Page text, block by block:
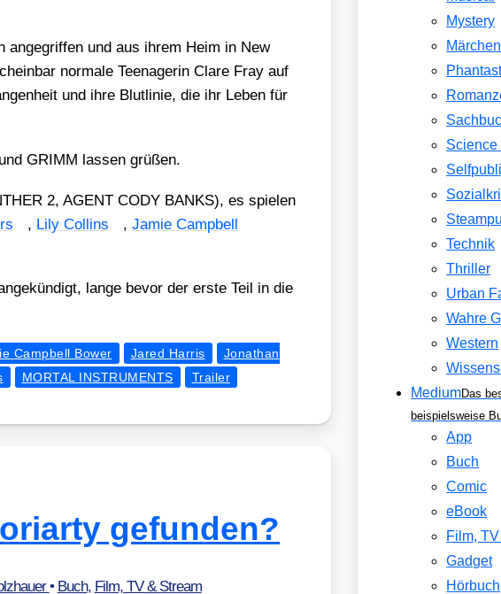
ange­grif­fen und aus ihrem Heim in New
nor­ma­le Teen­age­rin Cla­re Fray auf
und ihre Blut­li­nie, die ihr Leben für
GRIMM las­sen grü­ßen.
2, AGENT CODY BANKS), es spie­len
, Lily Coll­ins , Jamie Camp­bell
lan­ge bevor der ers­te Teil in die
Campbell Bower Jared Harris
Jonathan
MORTAL INSTRUMENTS Trailer
gefunden?
• Buch, Film, TV & Stream
Mystery
Märchen
Science
Technik
Thriller
Urban
Wahre
Western
MediumDas
beispielsweise
App
Buch
Comic
eBook
Film,
Gadget
Hörbuch